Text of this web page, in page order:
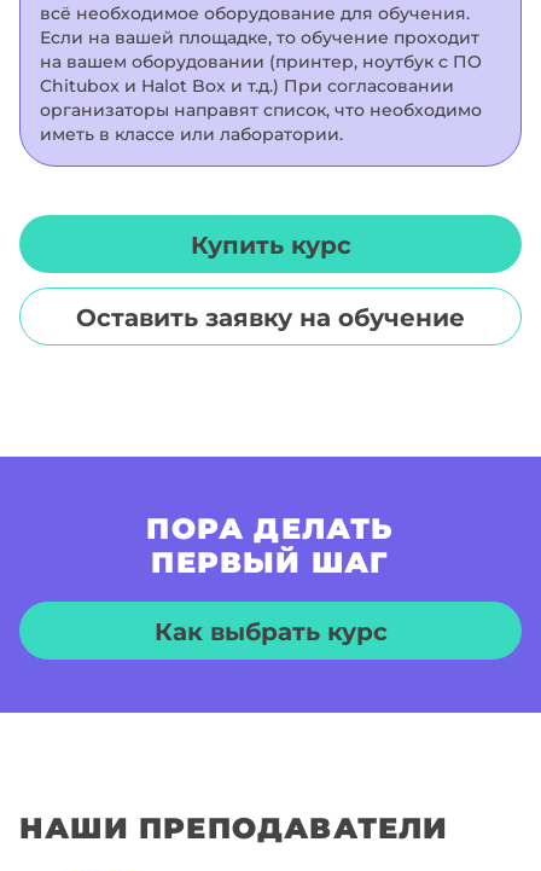
всё необходимое оборудование для обучения.
Если на вашей площадке, то обучение проходит
на вашем оборудовании (принтер, ноутбук с ПО
Chitubox и Halot Box и т.д.) При согласовании
организаторы направят список, что необходимо
иметь в классе или лаборатории.
Купить курс
Оставить заявку на обучение
ПОРА ДЕЛАТЬ
ПЕРВЫЙ ШАГ
Как выбрать курс
НАШИ ПРЕПОДАВАТЕЛИ